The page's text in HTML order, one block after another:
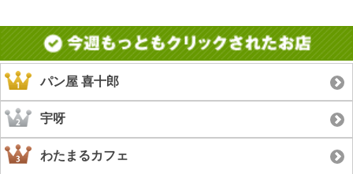
パン屋 喜十郎
宇呀
わたまるカフェ